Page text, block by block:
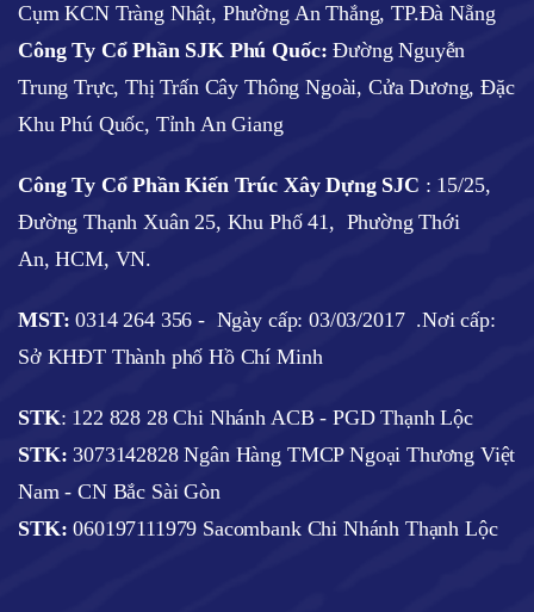
Cụm KCN Tràng Nhật, Phường An Thắng, TP.Đà Nẵng
Công Ty Cổ Phần SJK Phú Quốc: Đường Nguyễn
Trung Trực, Thị Trấn Cây Thông Ngoài, Cửa Dương, Đặc
Khu Phú Quốc, Tỉnh An Giang
Công Ty Cổ Phần Kiến Trúc Xây Dựng SJC : 15/25,
Đường Thạnh Xuân 25, Khu Phố 41, Phường Thới
An, HCM, VN.
MST:0314 264 356 - Ngày cấp: 03/03/2017 .Nơi cấp:
Sở KHĐT Thành phố Hồ Chí Minh
STK: 122 828 28 Chi Nhánh ACB - PGD Thạnh Lộc
STK: 3073142828 Ngân Hàng TMCP Ngoại Thương Việt
Nam - CN Bắc Sài Gòn
STK:060197111979 Sacombank Chi Nhánh Thạnh Lộc